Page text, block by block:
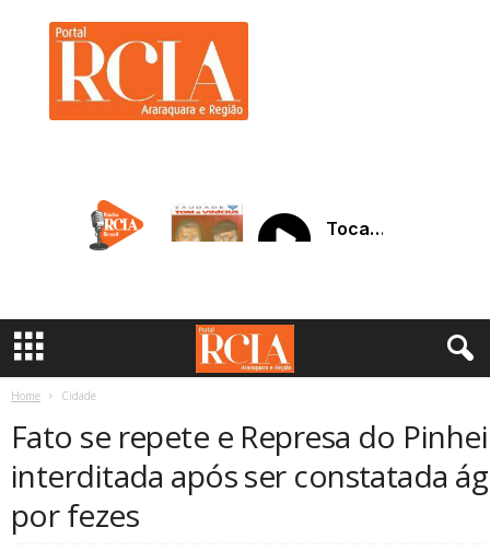
a
Home Cidade
Fato se repete e Represa do
interditada após ser constatada
por fezes